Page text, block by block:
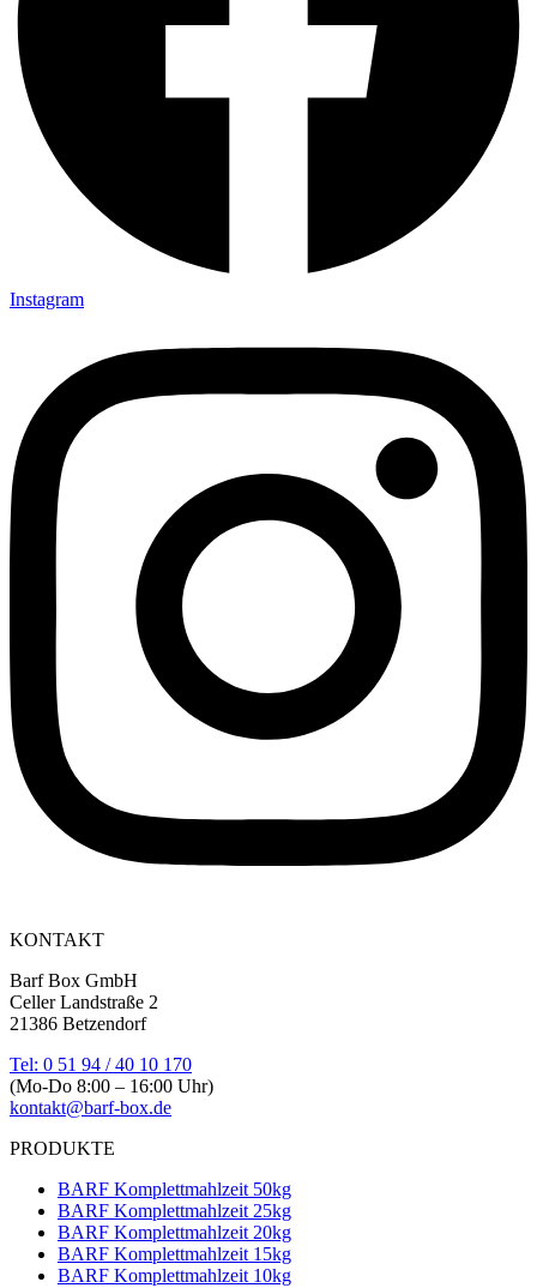
Instagram
KONTAKT
Barf Box GmbH
Celler Landstraße 2
21386 Betzendorf
Tel: 0 51 94 / 40 10 170
(Mo-Do 8:00 – 16:00 Uhr)
kontakt@barf-box.de
PRODUKTE
BARF Komplettmahlzeit 50kg
BARF Komplettmahlzeit 25kg
BARF Komplettmahlzeit 20kg
BARF Komplettmahlzeit 15kg
BARF Komplettmahlzeit 10kg